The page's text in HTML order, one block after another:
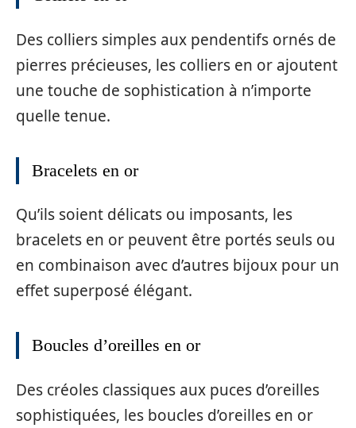
Des colliers simples aux pendentifs ornés de
pierres précieuses, les colliers en or ajoutent
une touche de sophistication à n’importe
quelle tenue.
Bracelets en or
Qu’ils soient délicats ou imposants, les
bracelets en or peuvent être portés seuls ou
en combinaison avec d’autres bijoux pour un
effet superposé élégant.
Boucles d’oreilles en or
Des créoles classiques aux puces d’oreilles
sophistiquées, les boucles d’oreilles en or